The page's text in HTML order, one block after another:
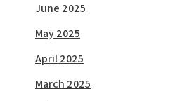
June 2025
May 2025
April 2025
March 2025